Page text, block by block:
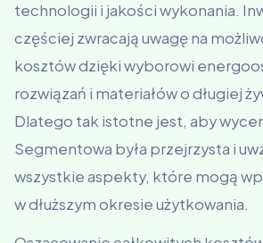
technologii i jakości wykonania.
częściej zwracają uwagę na
kosztów dzięki wyborowi
rozwiązań i materiałów o długiej
Dlatego tak istotne jest, aby
Segmentowa była przejrzysta i
wszystkie aspekty, które mogą
w dłuższym okresie użytkowania.